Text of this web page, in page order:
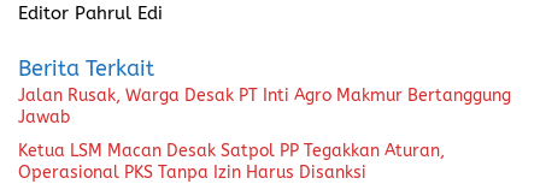
Editor Pahrul Edi
Berita Terkait
Jalan Rusak, Warga Desak PT Inti Agro Makmur Bertanggung
Jawab
Ketua LSM Macan Desak Satpol PP Tegakkan Aturan,
Operasional PKS Tanpa Izin Harus Disanksi